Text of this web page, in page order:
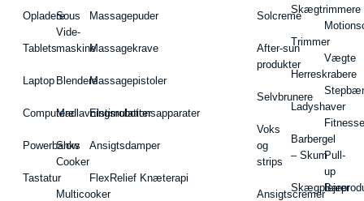
Opladere
Tablets
Laptop
Computere
Powerbanks
Tastatur
Sous
Vide-
maskine
Blendere
Madlavningsrobotter
Slow
Cooker
Multicooker
Massagepuder
Massagekrave
Massagepistoler
Elstimulationsapparater
Ansigtsdamper
FlexRelief Knæterapi
Solcreme
After-sun
produkter
Selvbrunere
Voks
og
strips
Ansigtscremer
Skægtrimmere
Trimmer
Herreskrabere
Ladyshaver
Barbergel
– Skum
Vægte
Pull-
up
Barer